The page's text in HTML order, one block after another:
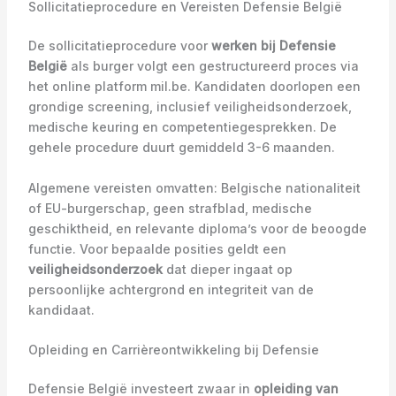
Sollicitatieprocedure en Vereisten Defensie België
De sollicitatieprocedure voor werken bij Defensie
Belgiëals burger volgt een gestructureerd proces via
het online platform mil.be. Kandidaten doorlopen een
grondige screening, inclusief veiligheidsonderzoek,
medische keuring en competentiegesprekken. De
gehele procedure duurt gemiddeld 3-6 maanden.
Algemene vereisten omvatten: Belgische nationaliteit
of EU-burgerschap, geen strafblad, medische
geschiktheid, en relevante diploma’s voor de beoogde
functie. Voor bepaalde posities geldt een
veiligheidsonderzoekdat dieper ingaat op
persoonlijke achtergrond en integriteit van de
kandidaat.
Opleiding en Carrièreontwikkeling bij Defensie
Defensie België investeert zwaar in opleiding van